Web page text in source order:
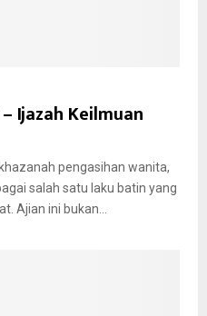
– Ijazah Keilmuan
khazanah pengasihan wanita,
salah satu laku batin yang
Ajian ini bukan...